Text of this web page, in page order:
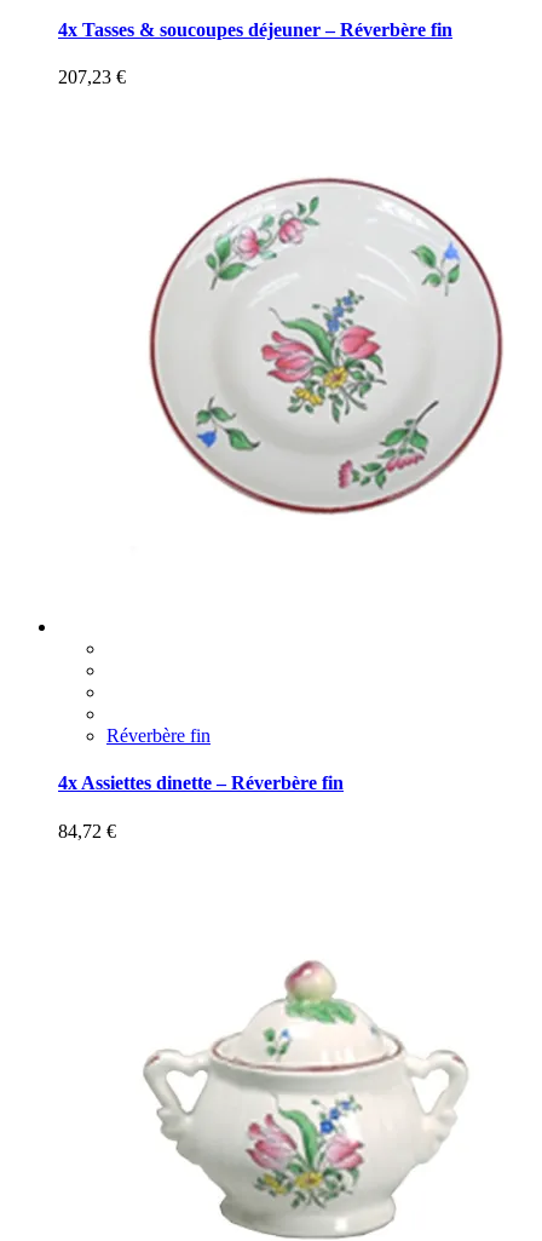
4x Tasses & soucoupes déjeuner – Réverbère fin
207,23 €
Réverbère fin
4x Assiettes dinette – Réverbère fin
84,72 €